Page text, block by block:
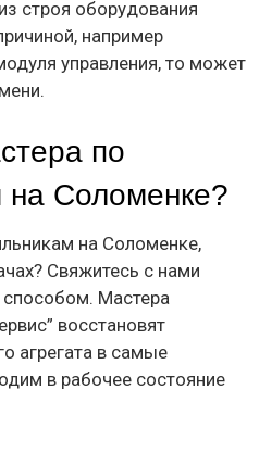
строя оборудования
например
управления, то может
по
на Соломенке?
на Соломенке,
Свяжитесь с нами
Мастера
восстановят
агрегата в самые
в рабочее состояние